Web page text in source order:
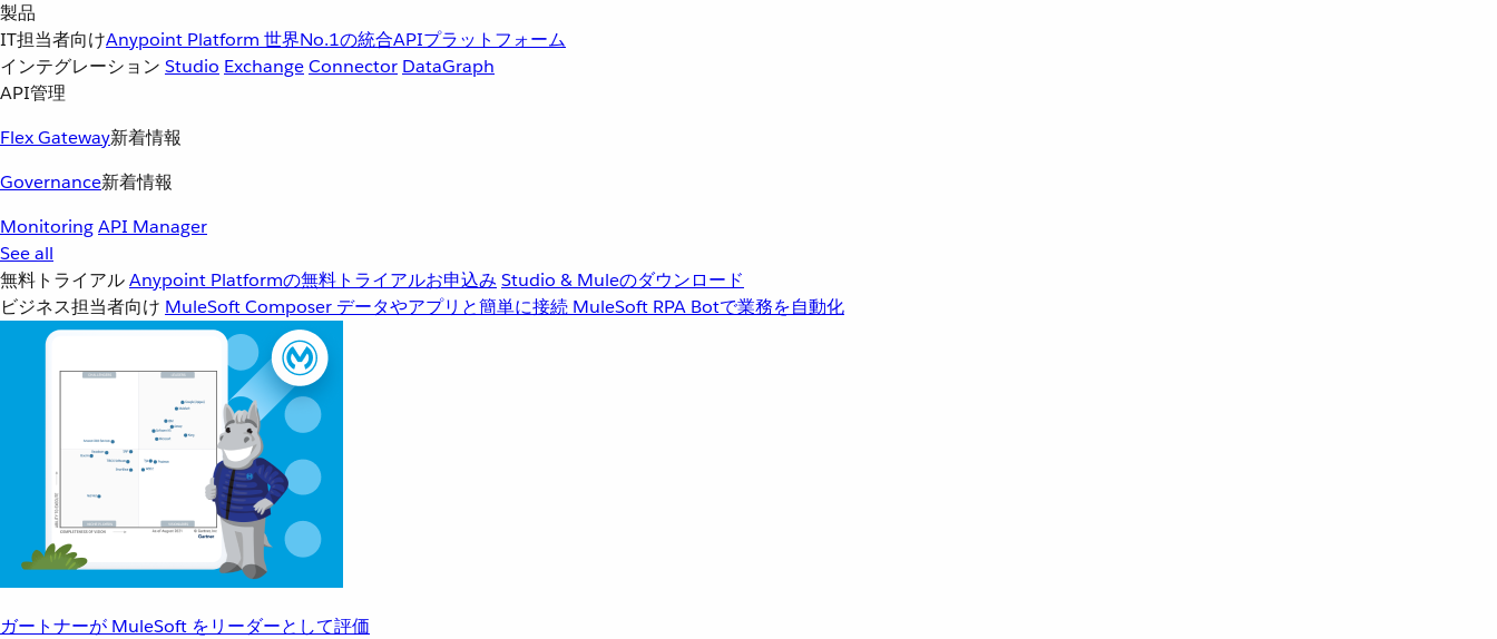
製品
IT担当者向けAnypoint Platform 世界No.1の統合APIプラットフォーム
インテグレーション Studio ExchangeConnector DataGraph
API管理
Flex Gateway新着情報
Governance新着情報
MonitoringAPI Manager
See all
無料トライアルAnypoint Platformの無料トライアルお申込み Studio & Muleのダウンロード
ビジネス担当者向け MuleSoft Composer データやアプリと簡単に接続 MuleSoft RPA Botで業務を自動化
ガートナーが MuleSoft をリーダーとして評価